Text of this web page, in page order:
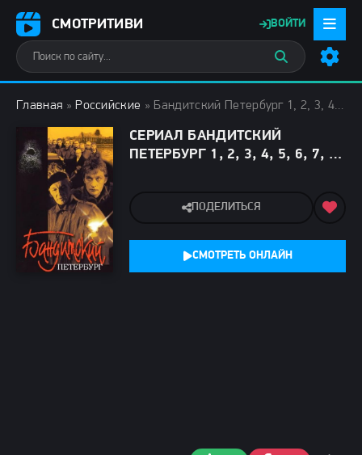
СМОТРИТИВИ ВОЙТИ
Главная » Российские » Бандитский Петербург 1, 2, 3, 4, 5, 6, 7, 8, 9, 10 (2000-2007)
СЕРИАЛ БАНДИТСКИЙ
ПЕТЕРБУРГ 1, 2, 3, 4, 5, 6, 7, 8,
ПОДЕЛИТЬСЯ
СМОТРЕТЬ ОНЛАЙН